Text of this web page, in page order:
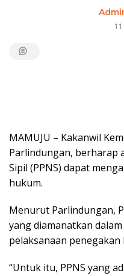
MAMUJU – Kakanwil
Parlindungan, berharap
Sipil (PPNS) dapat
hukum.
Menurut Parlindungan,
yang diamanatkan
pelaksanaan penegakan
“Untuk itu, PPNS yang